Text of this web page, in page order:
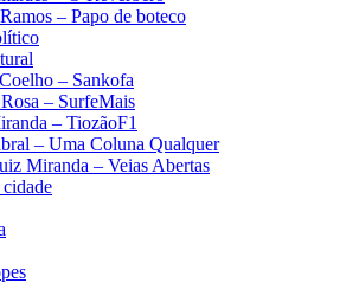
– Papo de boteco
– Sankofa
– SurfeMais
– TiozãoF1
– Uma Coluna Qualquer
Miranda – Veias Abertas